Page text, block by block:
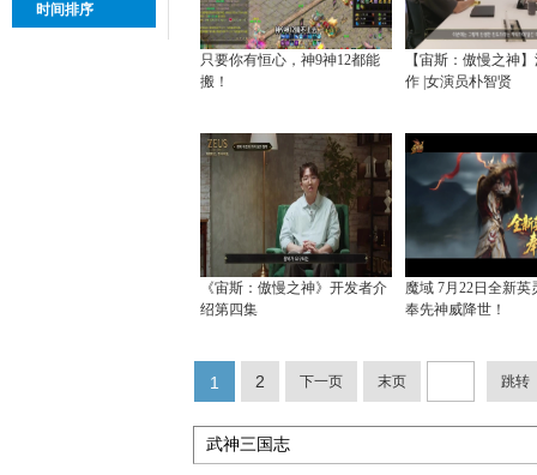
时间排序
只要你有恒心，神9神12都能
搬！
【宙斯：傲慢之神
作 |女演员朴智贤
《宙斯：傲慢之神》开发者介
绍第四集
魔域 7月22日全新
奉先神威降世！
1 2 下一页 末页 跳转